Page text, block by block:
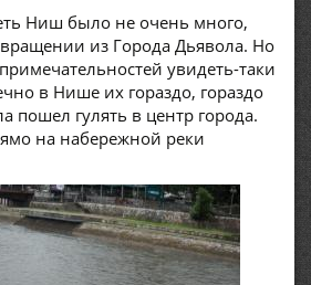
Ниш было не очень много,
из Города Дьявола. Но
увидеть-таки
в Нише их гораздо, гораздо
пошел гулять в центр города.
на набережной реки